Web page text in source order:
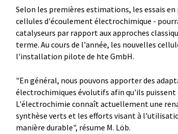
Selon les premières estimations, les essais
cellules d'écoulement électrochimique -
catalyseurs par rapport aux approches
terme. Au cours de l'année, les nouvelles
l'installation pilote de hte GmbH.
"En général, nous pouvons apporter des
électrochimiques évolutifs afin qu'ils
L'électrochimie connaît actuellement une
synthèse verts et les efforts visant à
manière durable", résume M. Löb.